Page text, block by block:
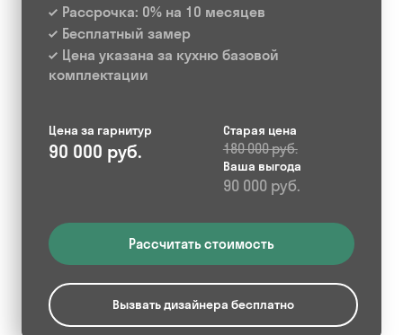
Рассрочка: 0% на 10 месяцев
Бесплатный замер
Цена указана за кухню базовой
комплектации
Цена за гарнитур
90 000 руб.
Старая цена
180 000 руб.
Ваша выгода
90 000 руб.
Рассчитать стоимость
Вызвать дизайнера бесплатно